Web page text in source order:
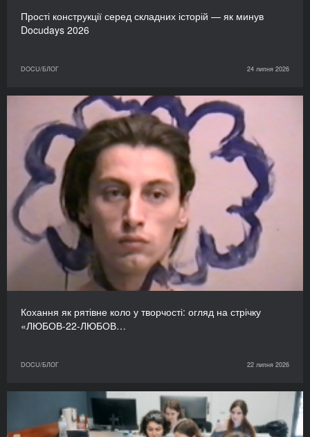
Прості конструкції серед складних історій — як минув
Docudays 2026
DOCU/БЛОГ 24 липня 2026
Кохання як рятівне коло у творчості: огляд на стрічку
«ЛЮБОВ-22-ЛЮБОВ…
DOCU/БЛОГ 22 липня 2026